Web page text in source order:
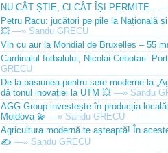
NU CÂT ȘTIE, CI CÂT ÎȘI PERMITE...
Petru Racu: jucători pe pile la Națională
💥 —» Sandu GRECU
Vin cu aur la Mondial de Bruxelles – 55
Cardinalul fotbalului, Nicolai Cebotari.
GRECU
De la pasiunea pentru sere moderne la
dă tonul inovației la UTM 💥 —» Sandu
AGG Group investește în producția
Moldova 💫 —» Sandu GRECU
Agricultura modernă te așteaptă! În
✍️ —» Sandu GRECU